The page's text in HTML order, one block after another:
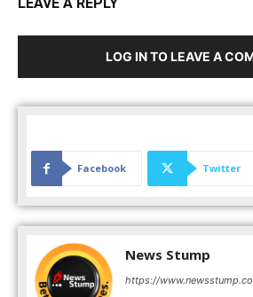
LOG IN TO LEAVE A
Facebook Twitter
News Stump
https://